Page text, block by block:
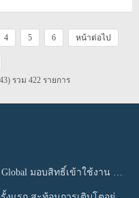
4 5 6 หน้าต่อไป
รวม 422 รายการ
Global มอบสิทธิ์เข้าใช้งาน AI